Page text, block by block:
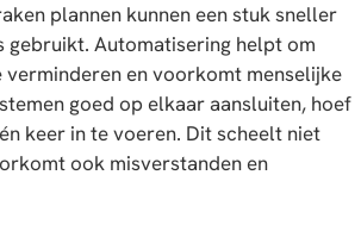
plannen kunnen een stuk sneller
gebruikt. Automatisering helpt om
en voorkomt menselijke
goed op elkaar aansluiten, hoef
keer in te voeren. Dit scheelt niet
ook misverstanden en